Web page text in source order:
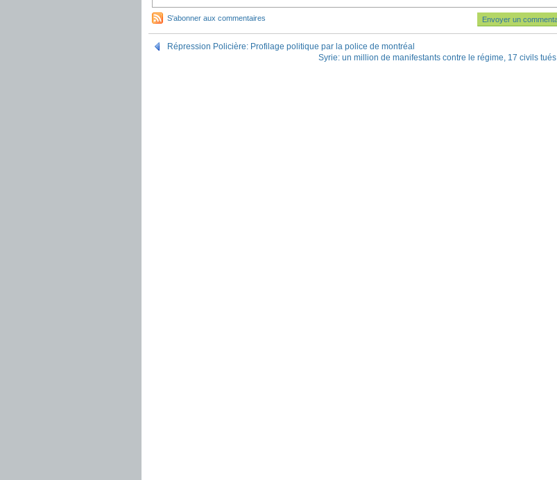
S'abonner aux commentaires
Répression Policière: Profilage politique par la police de montréal
Syrie: un million de manifestants contre le régime, 17 civils tués